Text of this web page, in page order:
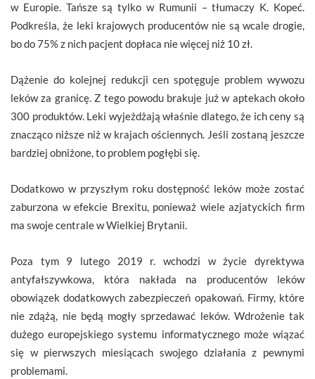
w Europie. Tańsze są tylko w Rumunii – tłumaczy K. Kopeć.
Podkreśla, że leki krajowych producentów nie są wcale drogie,
bo do 75% z nich pacjent dopłaca nie więcej niż 10 zł.
Dążenie do kolejnej redukcji cen spotęguje problem wywozu
leków za granicę. Z tego powodu brakuje już w aptekach około
300 produktów. Leki wyjeżdżają właśnie dlatego, że ich ceny są
znacząco niższe niż w krajach ościennych. Jeśli zostaną jeszcze
bardziej obniżone, to problem pogłębi się.
Dodatkowo w przyszłym roku dostępność leków może zostać
zaburzona w efekcie Brexitu, ponieważ wiele azjatyckich firm
ma swoje centrale w Wielkiej Brytanii.
Poza tym 9 lutego 2019 r. wchodzi w życie dyrektywa
antyfałszywkowa, która nakłada na producentów leków
obowiązek dodatkowych zabezpieczeń opakowań. Firmy, które
nie zdążą, nie będą mogły sprzedawać leków. Wdrożenie tak
dużego europejskiego systemu informatycznego może wiązać
się w pierwszych miesiącach swojego działania z pewnymi
problemami.